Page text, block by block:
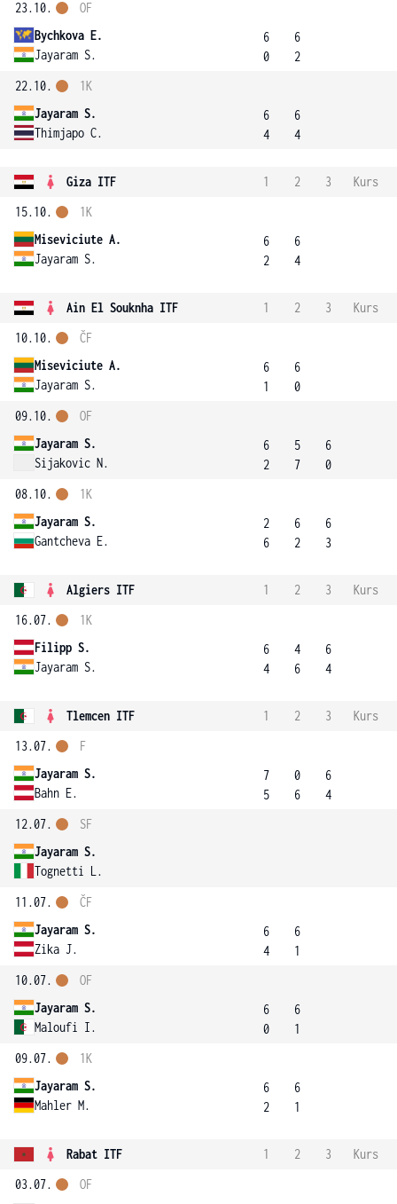
23.10.
Bychkova E.
Jayaram S.
OF
6
0
6
2
22.10.
Jayaram S.
Thimjapo C.
1K
6
4
6
4
Giza ITF 1 2 3
Kurs
15.10.
Miseviciute A.
Jayaram S.
1K
6
2
6
4
Ain El Souknha ITF 1 2 3
Kurs
10.10.
Miseviciute A.
Jayaram S.
ČF
6
1
6
0
09.10.
Jayaram S.
Sijakovic N.
OF
6
2
5
7
6
0
08.10.
Jayaram S.
Gantcheva E.
1K
2
6
6
2
6
3
Algiers ITF 1 2 3
Kurs
16.07.
Filipp S.
Jayaram S.
1K
6
4
4
6
6
4
Tlemcen ITF 1 2 3
Kurs
13.07.
Jayaram S.
Bahn E.
F
7
5
0
6
6
4
12.07.
Jayaram S.
Tognetti L.
SF
11.07.
Jayaram S.
Zika J.
ČF
6
4
6
1
10.07.
Jayaram S.
Maloufi I.
OF
6
0
6
1
09.07.
Jayaram S.
Mahler M.
1K
6
2
6
1
Rabat ITF 1 2 3
Kurs
03.07.
OF